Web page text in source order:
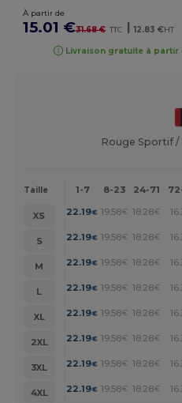
À partir de
15.01 €31.68 € TTC | 12.83 €HT
Livraison gratuite à partir
Rouge Sportif /
Taille 1-7 8-23 24-71
XS 22.19€ 19.58€ 18.28€
S
22.19€ 19.58€ 18.28€
M
22.19€ 19.58€ 18.28€
L
22.19€ 19.58€ 18.28€
XL
22.19€ 19.58€ 18.28€
2XL
22.19€ 19.58€ 18.28€
3XL
22.19€ 19.58€ 18.28€
4XL
22.19€ 19.58€ 18.28€